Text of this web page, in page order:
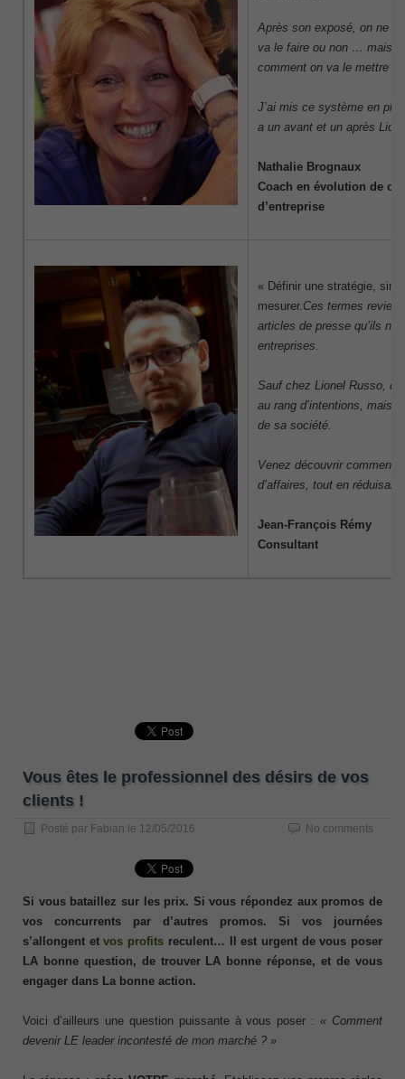
Après son exposé, on ne
va le faire ou non … mais
comment on va le mettre
J’ai mis ce système en
a un avant et un après
Nathalie Brognaux
Coach en évolution de
d’entreprise
« Définir une stratégie,
mesurer.Ces termes
articles de presse qu’ils ne
entreprises.
Sauf chez Lionel Russo,
au rang d’intentions, mais
de sa société.
Venez découvrir comment
d’affaires, tout en
Jean-François Rémy
Consultant
Vous êtes le professionnel des désirs de vos
clients !
Posté par Fabian le 12/05/2016 No comments
Si vous bataillez sur les prix. Si vous répondez aux promos de
vos concurrents par d’autres promos. Si vos journées
s’allongent etvos profits reculent… Il est urgent de vous poser
LA bonne question, de trouver LA bonne réponse, et de vous
engager dans La bonne action.
Voici d’ailleurs une question puissante à vous poser :« Comment
devenir LE leader incontesté de mon marché ? »